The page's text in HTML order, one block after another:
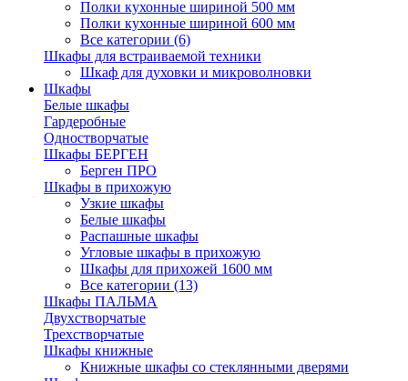
Полки кухонные шириной 500 мм
Полки кухонные шириной 600 мм
Все категории (6)
Шкафы для встраиваемой техники
Шкаф для духовки и микроволновки
Шкафы
Белые шкафы
Гардеробные
Одностворчатые
Шкафы БЕРГЕН
Берген ПРО
Шкафы в прихожую
Узкие шкафы
Белые шкафы
Распашные шкафы
Угловые шкафы в прихожую
Шкафы для прихожей 1600 мм
Все категории (13)
Шкафы ПАЛЬМА
Двухстворчатые
Трехстворчатые
Шкафы книжные
Книжные шкафы со стеклянными дверями